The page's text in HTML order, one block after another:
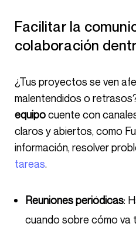
Facilitar la comunicación y la
colaboración
¿Tus proyectos se ven afectados por
malentendidos o
equipocuente con
claros y abiertos, como
información, resolver
tareas.
Reuniones periódicas:
cuando sobre cómo